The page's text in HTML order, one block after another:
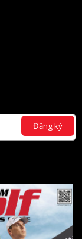
Đăng ký